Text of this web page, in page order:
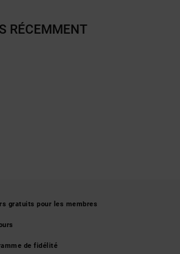
RÉCEMMENT
gratuits pour les membres
de fidélité